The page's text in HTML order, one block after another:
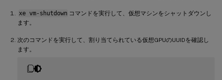
xe vm-shutdown コマンドを実行して、仮想マシンをシャットダウンし
ます。
次のコマンドを実行して、割り当てられている仮想GPUのUUIDを確認し
ます。